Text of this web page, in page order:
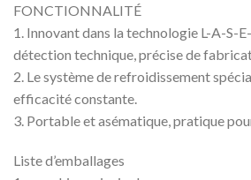
FONCTIONNALITÉ
1. Innovant dans la technologie L-A-S-
détection technique, précise de
2. Le système de refroidissement
efficacité constante.
3. Portable et asématique, pratique
Liste d’emballages